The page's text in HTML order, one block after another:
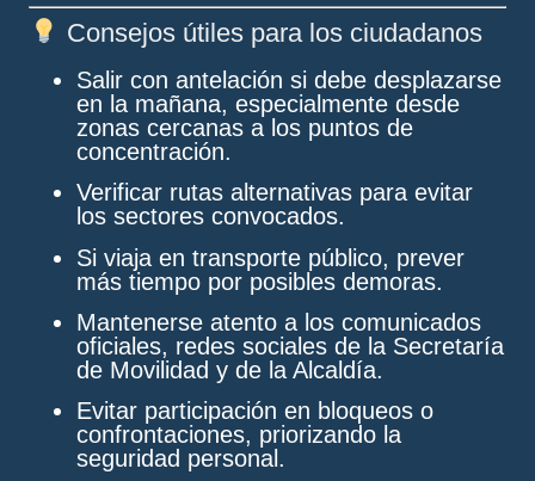
Consejos útiles para los ciudadanos
Salir con antelación si debe desplazarse
en la mañana, especialmente desde
zonas cercanas a los puntos de
concentración.
Verificar rutas alternativas para evitar
los sectores convocados.
Si viaja en transporte público, prever
más tiempo por posibles demoras.
Mantenerse atento a los comunicados
oficiales, redes sociales de la Secretaría
de Movilidad y de la Alcaldía.
Evitar participación en bloqueos o
confrontaciones, priorizando la
seguridad personal.